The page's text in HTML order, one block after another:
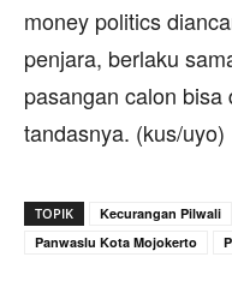
money politics
penjara, berlaku
pasangan calon bisa
tandasnya. (kus/uyo)
TOPIK Kecurangan Pilwali
Panwaslu Kota Mojokerto